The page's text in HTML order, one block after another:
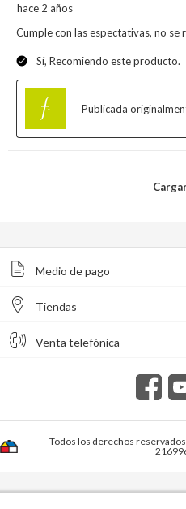
Medio de pago
Tiendas
Venta telefónica
Todos los derechos